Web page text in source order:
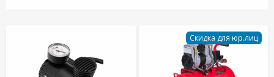
Скидка для юр.лиц